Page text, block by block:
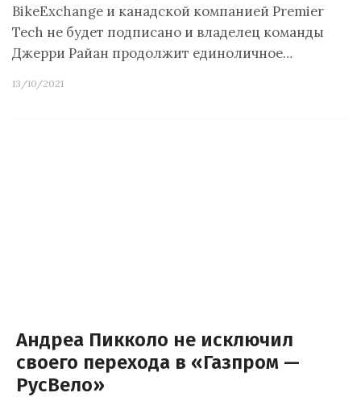
BikeExchange и канадской компанией Premier
Tech не будет подписано и владелец команды
Джерри Райан продолжит единоличное…
13/10/2021
Андреа Пикколо не исключил
своего перехода в «Газпром —
РусВело»